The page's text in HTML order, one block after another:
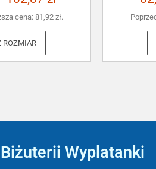
cena: 81,92 zł.
ROZMIAR
Wyplatanki